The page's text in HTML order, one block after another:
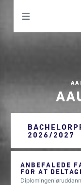
2026/2027
ANBEFALEDE
FOR AT